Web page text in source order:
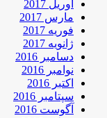
آوریل 2017
مارس 2017
فوریه 2017
ژانویه 2017
دسامبر 2016
نوامبر 2016
اکتبر 2016
سپتامبر 2016
آگوست 2016